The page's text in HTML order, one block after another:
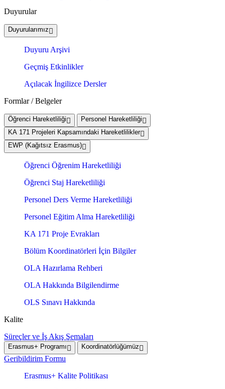
Duyurular
Duyurularımız
Duyuru Arşivi
Geçmiş Etkinlikler
Açılacak İngilizce Dersler
Formlar / Belgeler
Öğrenci Hareketliliği
Personel Hareketliliği
KA 171 Projeleri Kapsamındaki Hareketlilikler
EWP (Kağıtsız Erasmus)
Öğrenci Öğrenim Hareketliliği
Öğrenci Staj Hareketliliği
Personel Ders Verme Hareketliliği
Personel Eğitim Alma Hareketliliği
KA 171 Proje Evrakları
Bölüm Koordinatörleri İçin Bilgiler
OLA Hazırlama Rehberi
OLA Hakkında Bilgilendirme
OLS Sınavı Hakkında
Kalite
Süreçler ve İş Akış Şemaları
Erasmus+ Programı Koordinatörlüğümüz
Geribildirim Formu
Erasmus+ Kalite Politikası